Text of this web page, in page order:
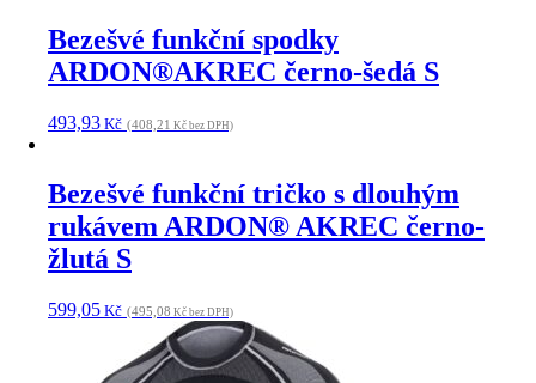
Bezešvé funkční spodky
ARDON®AKREC černo-šedá S
493,93 Kč (408,21 Kč bez DPH)
Bezešvé funkční tričko s dlouhým
rukávem ARDON® AKREC černo-
žlutá S
599,05 Kč (495,08 Kč bez DPH)